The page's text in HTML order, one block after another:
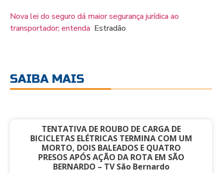
Nova lei do seguro dá maior segurança jurídica ao
transportador; entenda Estradão
SAIBA MAIS
TENTATIVA DE ROUBO DE CARGA DE
BICICLETAS ELÉTRICAS TERMINA COM UM
MORTO, DOIS BALEADOS E QUATRO
PRESOS APÓS AÇÃO DA ROTA EM SÃO
BERNARDO – TV São Bernardo